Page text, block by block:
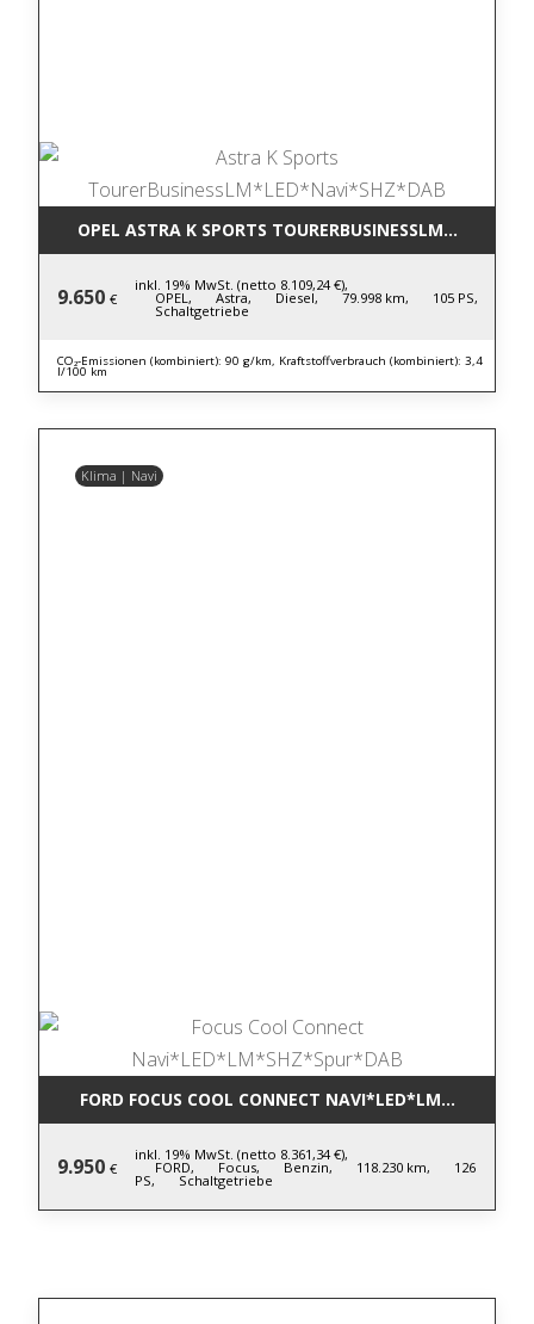
OPEL ASTRA K SPORTS
9.650 €
inkl. 19% MwSt. (netto 8.109,24 €),
OPEL, Astra, Diesel, 79.998 km, 105 PS,
Schaltgetriebe
CO₂-Emissionen (kombiniert): 90 g/km, Kraftstoffverbrauch (kombiniert): 3,4
l/100 km
Klima | Navi
FORD FOCUS COOL CONNECT
9.950 €
inkl. 19% MwSt. (netto 8.361,34 €),
FORD, Focus, Benzin, 118.230 km, 126
PS, Schaltgetriebe